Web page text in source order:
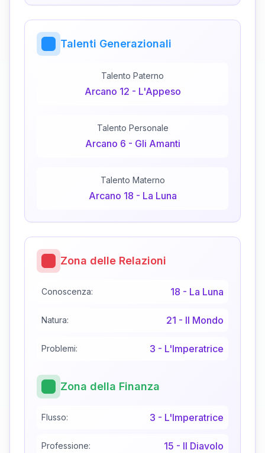
Talenti Generazionali
Talento Paterno
Arcano 12 - L'Appeso
Talento Personale
Arcano 6 - Gli Amanti
Talento Materno
Arcano 18 - La Luna
Zona delle Relazioni
Conoscenza: 18 - La Luna
Natura: 21 - Il Mondo
Problemi: 3 - L'Imperatrice
Zona della Finanza
Flusso: 3 - L'Imperatrice
Professione: 15 - Il Diavolo